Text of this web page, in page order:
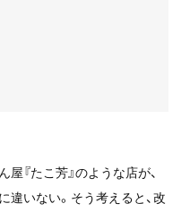
『たこ芳』のような店が、
いない。そう考えると、改